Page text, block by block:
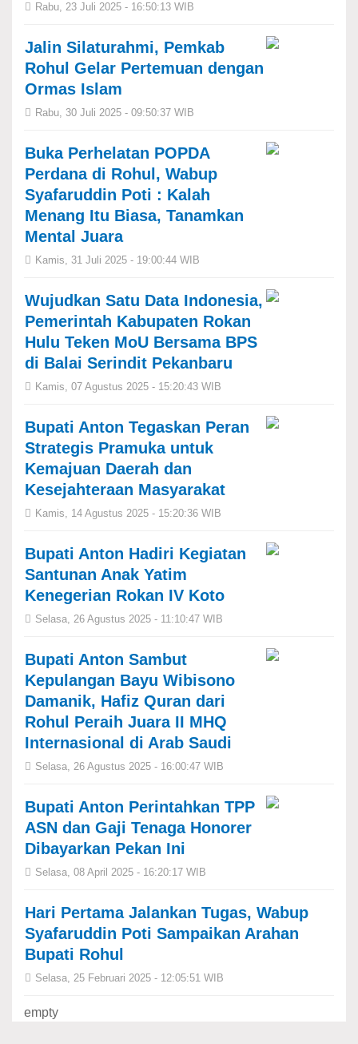
Rabu, 23 Juli 2025 - 16:50:13 WIB
Jalin Silaturahmi, Pemkab
Rohul Gelar Pertemuan dengan
Ormas Islam
Rabu, 30 Juli 2025 - 09:50:37 WIB
Buka Perhelatan POPDA
Perdana di Rohul, Wabup
Syafaruddin Poti : Kalah
Menang Itu Biasa, Tanamkan
Mental Juara
Kamis, 31 Juli 2025 - 19:00:44 WIB
Wujudkan Satu Data Indonesia,
Pemerintah Kabupaten Rokan
Hulu Teken MoU Bersama BPS
di Balai Serindit Pekanbaru
Kamis, 07 Agustus 2025 - 15:20:43 WIB
Bupati Anton Tegaskan Peran
Strategis Pramuka untuk
Kemajuan Daerah dan
Kesejahteraan Masyarakat
Kamis, 14 Agustus 2025 - 15:20:36 WIB
Bupati Anton Hadiri Kegiatan
Santunan Anak Yatim
Kenegerian Rokan IV Koto
Selasa, 26 Agustus 2025 - 11:10:47 WIB
Bupati Anton Sambut
Kepulangan Bayu Wibisono
Damanik, Hafiz Quran dari
Rohul Peraih Juara II MHQ
Internasional di Arab Saudi
Selasa, 26 Agustus 2025 - 16:00:47 WIB
Bupati Anton Perintahkan TPP
ASN dan Gaji Tenaga Honorer
Dibayarkan Pekan Ini
Selasa, 08 April 2025 - 16:20:17 WIB
Hari Pertama Jalankan Tugas, Wabup
Syafaruddin Poti Sampaikan Arahan
Bupati Rohul
Selasa, 25 Februari 2025 - 12:05:51 WIB
empty